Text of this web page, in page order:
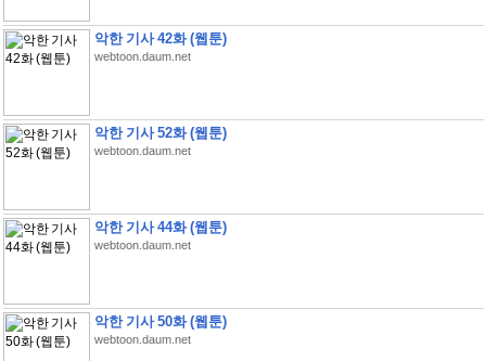
악한 기사 42화 (웹툰)
webtoon.daum.net
악한 기사 52화 (웹툰)
webtoon.daum.net
악한 기사 44화 (웹툰)
webtoon.daum.net
악한 기사 50화 (웹툰)
webtoon.daum.net